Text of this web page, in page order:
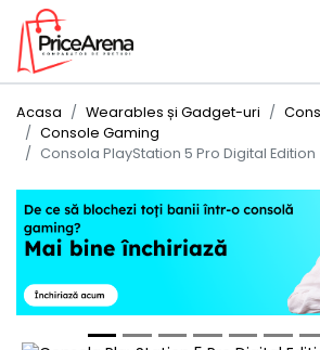
Acasa Wearables și Gadget-uri
Console Gaming
Consola PlayStation 5 Pro Digital Edition